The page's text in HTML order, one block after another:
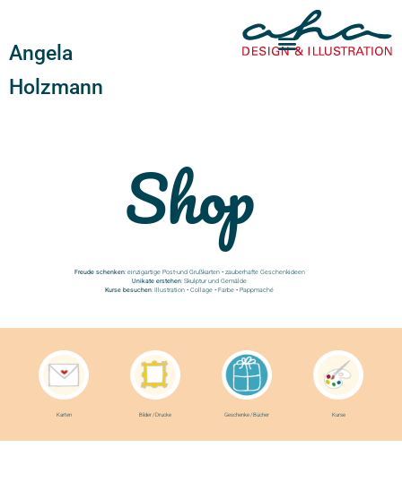
Angela
Holzmann
Shop
Freude schenken: einzigartige Post-und Grußkarten • zauberhafte Geschenkideen
Unikate erstehen: Skulptur und Gemälde
Kurse besuchen: Illustration • Collage • Farbe • Pappmaché
Karten Bilder / Drucke Geschenke / Bücher Kurse